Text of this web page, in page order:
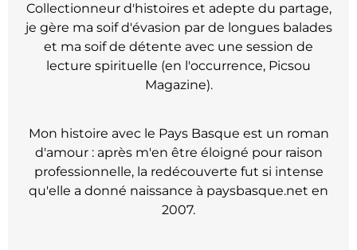
Collectionneur d'histoires et adepte du partage,
je gère ma soif d'évasion par de longues balades
et ma soif de détente avec une session de
lecture spirituelle (en l'occurrence, Picsou
Magazine).
Mon histoire avec le Pays Basque est un roman
d'amour : après m'en être éloigné pour raison
professionnelle, la redécouverte fut si intense
qu'elle a donné naissance à paysbasque.net en
2007.